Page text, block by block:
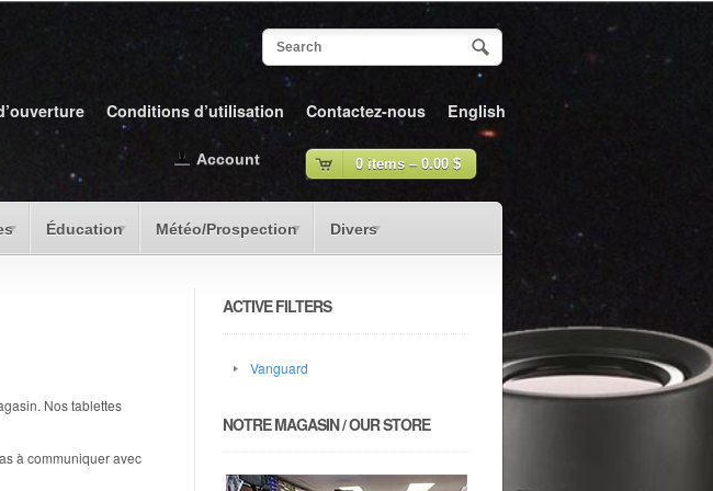
Conditions d’utilisation Contactez-nous English
Éducation Météo/Prospection Divers
0 items – 0.00 $
Account
Nos tablettes
à communiquer avec
ACTIVE FILTERS
Vanguard
NOTRE MAGASIN / OUR STORE